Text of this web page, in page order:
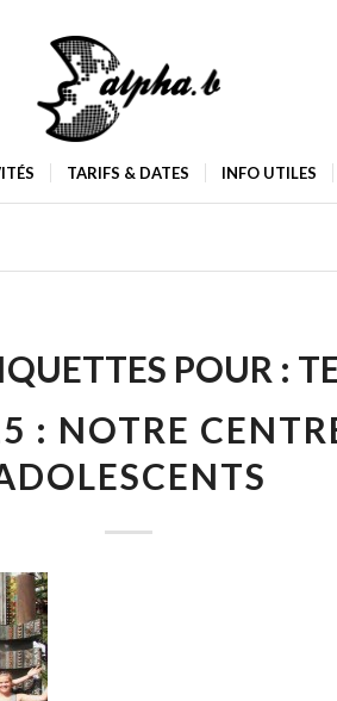
TARIFS & DATES INFO UTILES
POUR :
: NOTRE